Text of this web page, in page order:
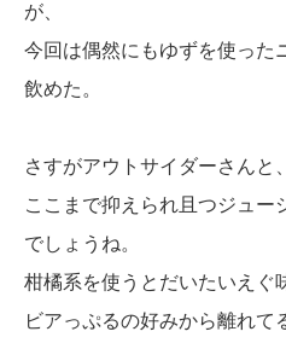
が、
今回は偶然にもゆずを使った
飲めた。
さすがアウトサイダーさんと
ここまで抑えられ且つジュー
でしょうね。
柑橘系を使うとだいたいえぐ
ビアっぷるの好みから離れて